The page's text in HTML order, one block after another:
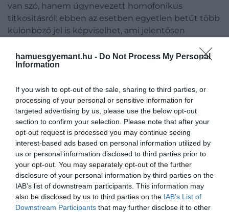
hamuesgyemant.hu - Do Not Process My Personal
Information
If you wish to opt-out of the sale, sharing to third parties, or
processing of your personal or sensitive information for
targeted advertising by us, please use the below opt-out
section to confirm your selection. Please note that after your
opt-out request is processed you may continue seeing
interest-based ads based on personal information utilized by
us or personal information disclosed to third parties prior to
your opt-out. You may separately opt-out of the further
disclosure of your personal information by third parties on the
IAB’s list of downstream participants. This information may
also be disclosed by us to third parties on the IAB’s List of
Downstream Participants that may further disclose it to other
van szó, hanem úgynevezett homofonikus
titkosításról: ebben az esetben egyetlen betűt több
különböző jel is képviselhet, ami jelentősen
Rejtélyes középkori alagútra bukkantak
egy németországi ásatáson
Ez a megközelítés végül eredményre
vezetett. A szöveg fokozatosan értelmet
nyert, és meglepő tartalom rajzolódott ki: a
kézirat egy titkos társaság dokumentuma
volt.